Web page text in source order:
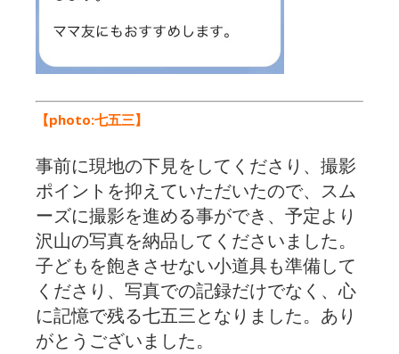
【photo:七五三】
事前に現地の下見をしてくださり、撮影
ポイントを抑えていただいたので、スム
ーズに撮影を進める事ができ、予定より
沢山の写真を納品してくださいました。
子どもを飽きさせない小道具も準備して
くださり、写真での記録だけでなく、心
に記憶で残る七五三となりました。あり
がとうございました。